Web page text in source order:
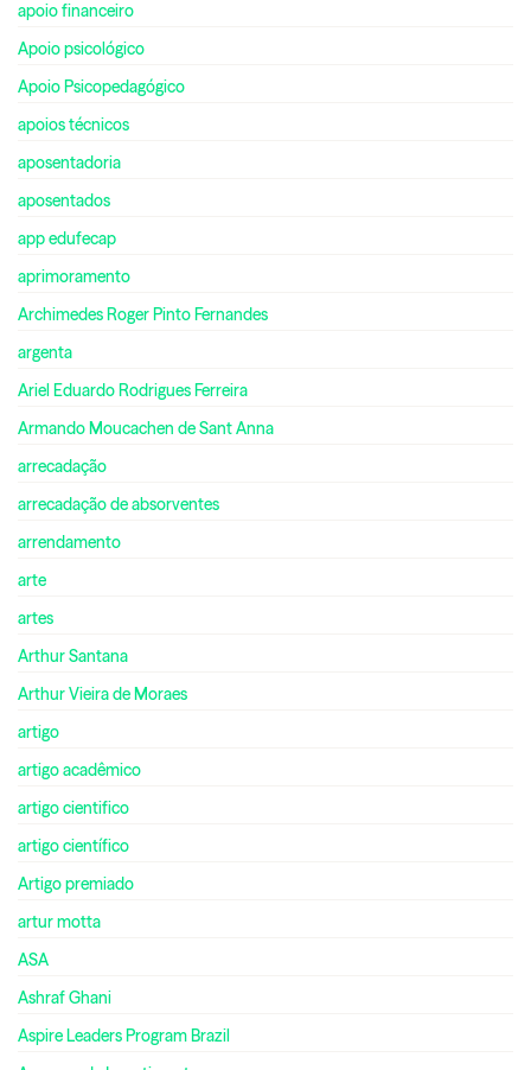
apoio financeiro
Apoio psicológico
Apoio Psicopedagógico
apoios técnicos
aposentadoria
aposentados
app edufecap
aprimoramento
Archimedes Roger Pinto Fernandes
argenta
Ariel Eduardo Rodrigues Ferreira
Armando Moucachen de Sant Anna
arrecadação
arrecadação de absorventes
arrendamento
arte
artes
Arthur Santana
Arthur Vieira de Moraes
artigo
artigo acadêmico
artigo cientifico
artigo científico
Artigo premiado
artur motta
ASA
Ashraf Ghani
Aspire Leaders Program Brazil